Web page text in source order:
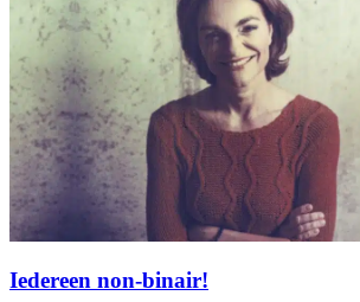
Iedereen non-binair!